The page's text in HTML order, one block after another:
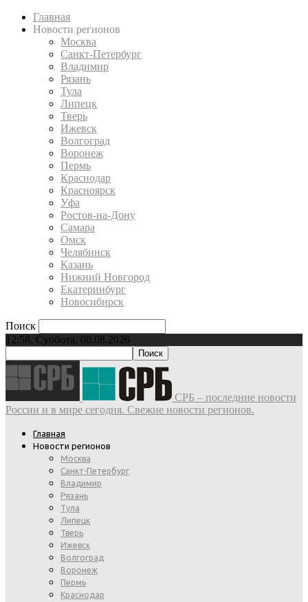
Главная
Новости регионов
Москва
Санкт-Петербург
Владимир
Рязань
Тула
Липецк
Тверь
Ижевск
Волгоград
Воронеж
Пермь
Краснодар
Красноярск
Уфа
Ростов-на-Дону
Самара
Омск
Челябинск
Казань
Нижний Новгород
Екатеринбург
Новосибирск
Поиск
12:58, Суббота, 08.08.2026
СРБ – последние новости
России и в мире сегодня. Свежие новости регионов.
Главная
Новости регионов
Москва
Санкт-Петербург
Владимир
Рязань
Тула
Липецк
Тверь
Ижевск
Волгоград
Воронеж
Пермь
Краснодар